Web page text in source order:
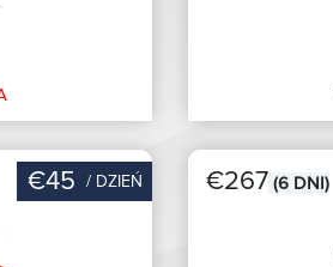
€45 / DZIEŃ €267 (6 DNI)